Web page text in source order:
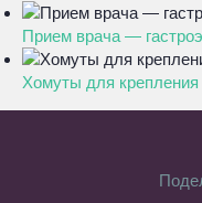
Прием врача —
Хомуты для крепления